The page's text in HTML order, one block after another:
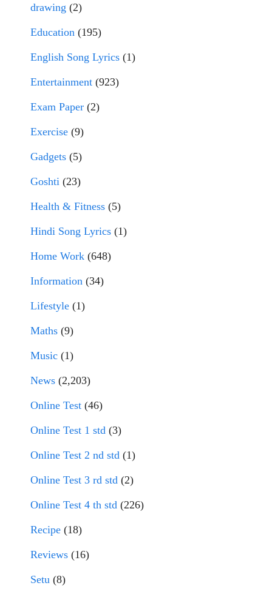
drawing (2)
Education (195)
English Song Lyrics (1)
Entertainment (923)
Exam Paper (2)
Exercise (9)
Gadgets (5)
Goshti (23)
Health & Fitness (5)
Hindi Song Lyrics (1)
Home Work (648)
Information (34)
Lifestyle (1)
Maths (9)
Music (1)
News (2,203)
Online Test (46)
Online Test 1 std (3)
Online Test 2 nd std (1)
Online Test 3 rd std (2)
Online Test 4 th std (226)
Recipe (18)
Reviews (16)
Setu (8)